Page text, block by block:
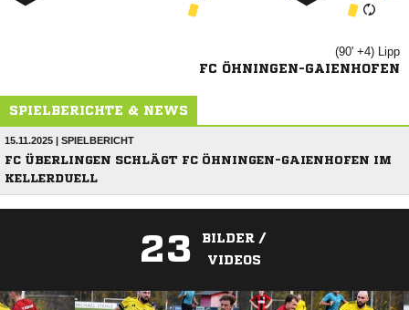
(90' +4) 
FC ÖHNINGEN-GAIENHOFEN
SPIELBERICHTE & NEWS
15.11.2025 | SPIELBERICHT
FC ÜBERLINGEN SCHLÄGT FC ÖHNINGEN-GAIENHOFEN IM
KELLERDUELL
23
BILDER /
VIDEOS